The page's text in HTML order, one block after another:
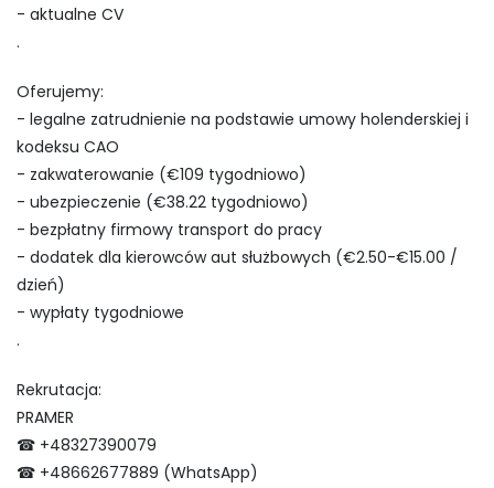
- aktualne CV
.
Oferujemy:
- legalne zatrudnienie na podstawie umowy holenderskiej i
kodeksu CAO
- zakwaterowanie (€109 tygodniowo)
- ubezpieczenie (€38.22 tygodniowo)
- bezpłatny firmowy transport do pracy
- dodatek dla kierowców aut służbowych (€2.50-€15.00 /
dzień)
- wypłaty tygodniowe
.
Rekrutacja:
PRAMER
☎ +48327390079
☎ +48662677889 (WhatsApp)